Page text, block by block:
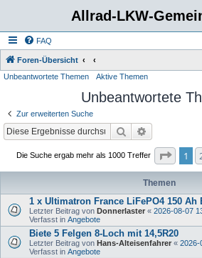
Allrad-LKW-
FAQ
Foren-Übersicht
Unbeantwortete Themen Aktive Themen
Unbeantwortete
Zur erweiterten Suche
Suche
Die Suche ergab mehr als 1000 Treffer Seite
1
Themen
1 x Ultimatron France LiFePO4 150
Letzter Beitrag von Donnerlaster « 2026-08-07
Verfasst in Angebote
Biete 5 Felgen 8-Loch mit 14,5R20
Letzter Beitrag von Hans-Alteisenfahrer « 2026-
Verfasst in Angebote